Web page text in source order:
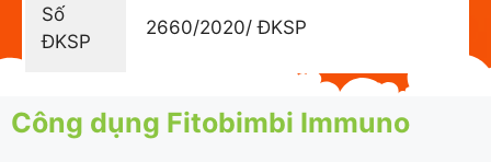
Số
ĐKSP
2660/2020/ ĐKSP
Công dụng Fitobimbi Immuno